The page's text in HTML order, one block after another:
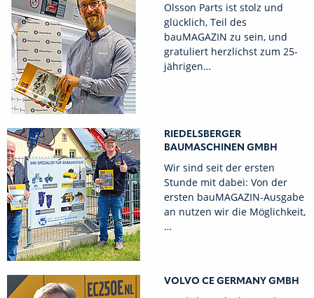
Olsson Parts ist stolz und
glücklich, Teil des
bauMAGAZIN zu sein, und
gratuliert herzlichst zum 25-
jährigen…
RIEDELSBERGER
BAUMASCHINEN GMBH
Wir sind seit der ersten
Stunde mit dabei: Von der
ersten bauMAGAZIN-Ausgabe
an nutzen wir die Möglichkeit,
…
VOLVO CE GERMANY GMBH